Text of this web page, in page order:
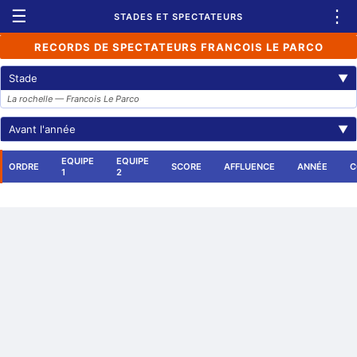
☰ STADES ET SPECTATEURS ⋮
RECORDS DE SPECTATEURS FRANCOIS LE PARCO
Stade ▼
La rochelle — Francois Le Parco
Avant l'année ▼
ORDRE
EQUIPE
1
EQUIPE
2
SCORE AFFLUENCE ANNÉE